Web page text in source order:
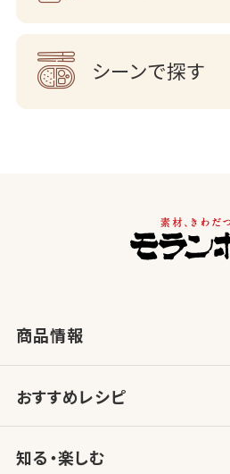
シーンで探す
商品情報
おすすめレシピ
知る・楽しむ